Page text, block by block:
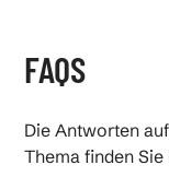
FAQS
Die Antworten
Thema finden Sie